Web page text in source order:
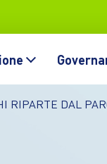
RIPARTE DAL